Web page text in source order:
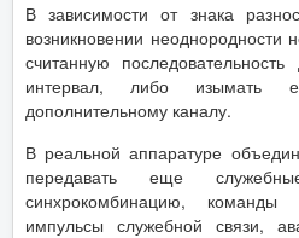
В зависимости от знака
возникновении неоднородности
считанную
интервал, либо изымать
дополнительному каналу.
В реальной аппаратуре
передавать еще
синхрокомбинацию, команды
импульсы служебной связи,